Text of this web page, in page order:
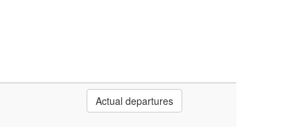
Actual departures